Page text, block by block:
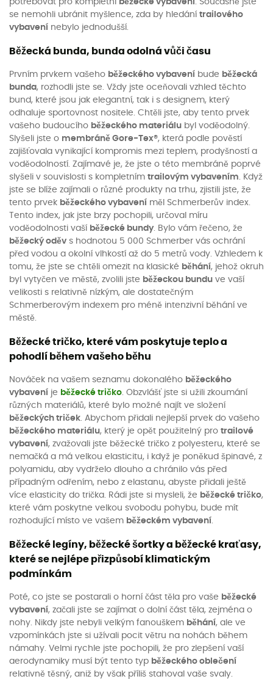
potřebovat pro kompletní běžecké vybavení. Současně jste
se nemohli ubránit myšlence, zda by hledání trailového
vybavení nebylo jednodušší.
Běžecká bunda, bunda odolná vůči času
Prvním prvkem vašeho běžeckého vybavení bude běžecká
bunda, rozhodli jste se. Vždy jste oceňovali vzhled těchto
bund, které jsou jak elegantní, tak i s designem, který
odhaluje sportovnost nositele. Chtěli jste, aby tento prvek
vašeho budoucího běžeckého materiálu byl voděodolný.
Slyšeli jste o membráně Gore-Tex®, která podle pověstí
zajišťovala vynikající kompromis mezi teplem, prodyšností a
voděodolností. Zajímavé je, že jste o této membráně poprvé
slyšeli v souvislosti s kompletním trailovým vybavením. Když
jste se blíže zajímali o různé produkty na trhu, zjistili jste, že
tento prvek běžeckého vybavení měl Schmerberův index.
Tento index, jak jste brzy pochopili, určoval míru
voděodolnosti vaší běžecké bundy. Bylo vám řečeno, že
běžecký oděv s hodnotou 5 000 Schmerber vás ochrání
před vodou a okolní vlhkostí až do 5 metrů vody. Vzhledem k
tomu, že jste se chtěli omezit na klasické běhání, jehož okruh
byl vytyčen ve městě, zvolili jste běžeckou bundu ve vaší
velikosti s relativně nízkým, ale dostatečným
Schmerberovým indexem pro méně intenzivní běhání ve
městě.
Běžecké tričko, které vám poskytuje teplo a
pohodlí během vašeho běhu
Nováček na vašem seznamu dokonalého běžeckého
vybavení je běžecké tričko. Obzvlášť jste si užili zkoumání
různých materiálů, které bylo možné najít ve složení
běžeckých triček. Abychom přidali nejlepší prvek do vašeho
běžeckého materiálu, který je opět použitelný pro trailové
vybavení, zvažovali jste běžecké tričko z polyesteru, které se
nemačká a má velkou elasticitu, i když je poněkud špinavé, z
polyamidu, aby vydrželo dlouho a chránilo vás před
případným odřením, nebo z elastanu, abyste přidali ještě
více elasticity do trička. Rádi jste si mysleli, že běžecké tričko,
které vám poskytne velkou svobodu pohybu, bude mít
rozhodující místo ve vašem běžeckém vybavení.
Běžecké legíny, běžecké šortky a běžecké kraťasy,
které se nejlépe přizpůsobí klimatickým
podmínkám
Poté, co jste se postarali o horní část těla pro vaše běžecké
vybavení, začali jste se zajímat o dolní část těla, zejména o
nohy. Nikdy jste nebyli velkým fanouškem běhání, ale ve
vzpomínkách jste si užívali pocit větru na nohách během
námahy. Velmi rychle jste pochopili, že pro zlepšení vaší
aerodynamiky musí být tento typ běžeckého oblečení
relativně těsný, aniž by však příliš stahoval vaše svaly.